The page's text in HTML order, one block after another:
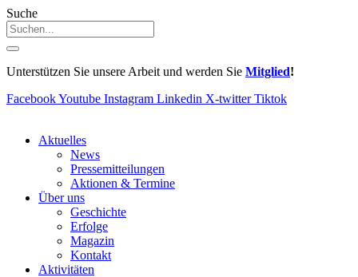
Suche
Unterstützen Sie unsere Arbeit und werden Sie Mitglied!
FacebookYoutube Instagram Linkedin X-twitter Tiktok
Aktuelles
News
Pressemitteilungen
Aktionen & Termine
Über uns
Geschichte
Erfolge
Magazin
Kontakt
Aktivitäten